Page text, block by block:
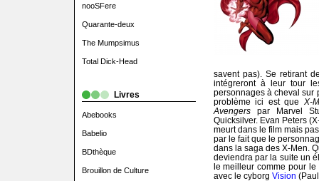
nooSFere
Quarante-deux
The Mumpsimus
Total Dick-Head
Livres
Abebooks
Babelio
BDthèque
Brouillon de Culture
savent pas). Se retirant
intégreront à leur tour
personnages à cheval sur
problème ici est queX-
Avengerspar Marvel
Quicksilver. Evan Peters
meurt dans le film mais
par le fait que le
dans la saga des X-Men.
deviendra par la suite un
le meilleur comme pour
avec le cyborg Vision